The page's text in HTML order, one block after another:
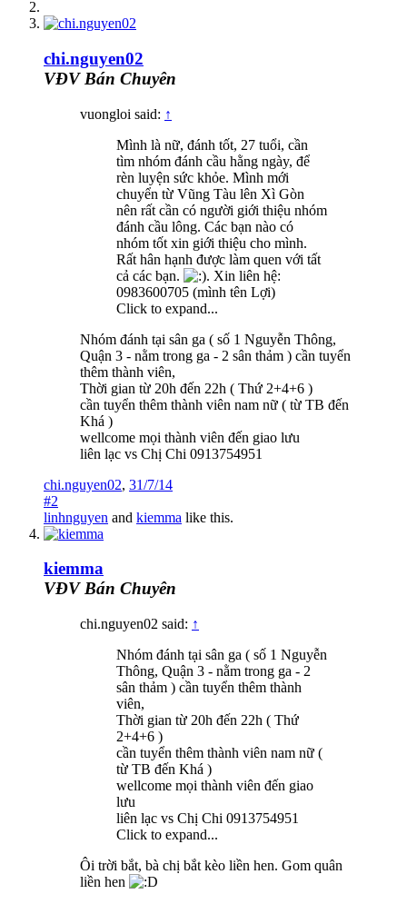
chi.nguyen02
VĐV Bán Chuyên
vuongloi said: ↑
Mình là nữ, đánh tốt, 27 tuổi, cần
tìm nhóm đánh cầu hằng ngày, để
rèn luyện sức khỏe. Mình mới
chuyển từ Vũng Tàu lên Xì Gòn
nên rất cần có người giới thiệu nhóm
đánh cầu lông. Các bạn nào có
nhóm tốt xin giới thiệu cho mình.
Rất hân hạnh được làm quen với tất
cả các bạn.
. Xin liên hệ:
0983600705 (mình tên Lợi)
Click to expand...
Nhóm đánh tại sân ga ( số 1 Nguyễn Thông,
Quận 3 - nằm trong ga - 2 sân thảm ) cần tuyển
thêm thành viên,
Thời gian từ 20h đến 22h ( Thứ 2+4+6 )
cần tuyển thêm thành viên nam nữ ( từ TB đến
Khá )
wellcome mọi thành viên đến giao lưu
liên lạc vs Chị Chi 0913754951
chi.nguyen02, 31/7/14
#2
linhnguyen and kiemma like this.
kiemma
VĐV Bán Chuyên
chi.nguyen02 said: ↑
Nhóm đánh tại sân ga ( số 1 Nguyễn
Thông, Quận 3 - nằm trong ga - 2
sân thảm ) cần tuyển thêm thành
viên,
Thời gian từ 20h đến 22h ( Thứ
2+4+6 )
cần tuyển thêm thành viên nam nữ (
từ TB đến Khá )
wellcome mọi thành viên đến giao
lưu
liên lạc vs Chị Chi 0913754951
Click to expand...
Ôi trời bắt, bà chị bắt kèo liền hen. Gom quân
liền hen